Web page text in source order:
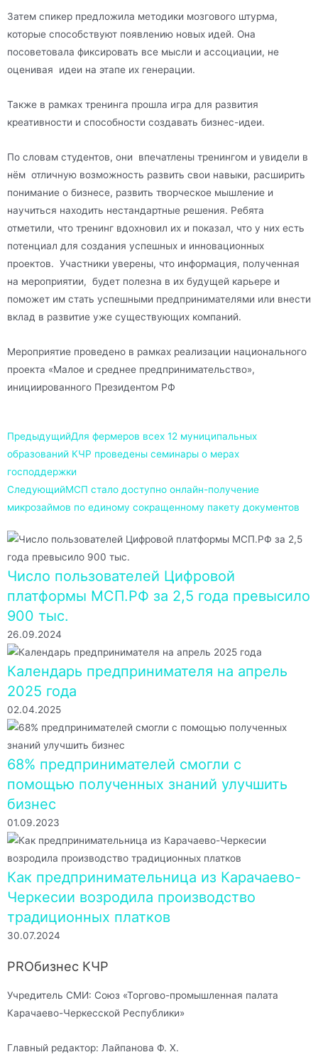
Затем спикер предложила методики мозгового штурма,
которые способствуют появлению новых идей. Она
посоветовала фиксировать все мысли и ассоциации, не
оценивая идеи на этапе их генерации.
Также в рамках тренинга прошла игра для развития
креативности и способности создавать бизнес-идеи.
По словам студентов, они впечатлены тренингом и увидели в
нём отличную возможность развить свои навыки, расширить
понимание о бизнесе, развить творческое мышление и
научиться находить нестандартные решения. Ребята
отметили, что тренинг вдохновил их и показал, что у них есть
потенциал для создания успешных и инновационных
проектов. Участники уверены, что информация, полученная
на мероприятии, будет полезна в их будущей карьере и
поможет им стать успешными предпринимателями или внести
вклад в развитие уже существующих компаний.
Мероприятие проведено в рамках реализации национального
проекта «Малое и среднее предпринимательство»,
инициированного Президентом РФ
ПредыдущийДля фермеров всех 12 муниципальных
образований КЧР проведены семинары о мерах
господдержки
СледующийМСП стало доступно онлайн-получение
микрозаймов по единому сокращенному пакету документов
Число пользователей Цифровой
платформы МСП.РФ за 2,5 года превысило
900 тыс.
26.09.2024
Календарь предпринимателя на апрель
2025 года
02.04.2025
68% предпринимателей смогли с
помощью полученных знаний улучшить
бизнес
01.09.2023
Как предпринимательница из Карачаево-
Черкесии возродила производство
традиционных платков
30.07.2024
PROбизнес КЧР
Учредитель СМИ: Союз «Торгово-промышленная палата
Карачаево-Черкесской Республики»
Главный редактор: Лайпанова Ф. Х.